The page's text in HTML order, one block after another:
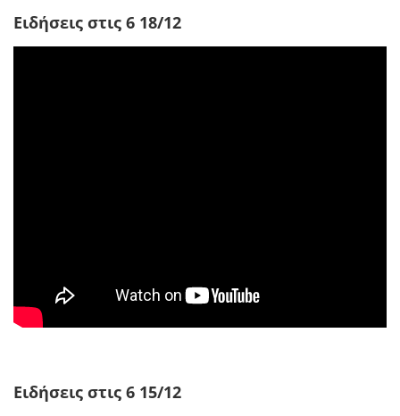
Ειδήσεις στις 6 18/12
Ειδήσεις στις 6 15/12